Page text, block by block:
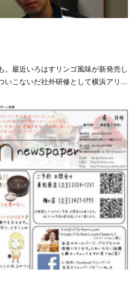
。最近いろはすリンゴ風味が新発売し
いこないだ社外研修として横浜アリ…